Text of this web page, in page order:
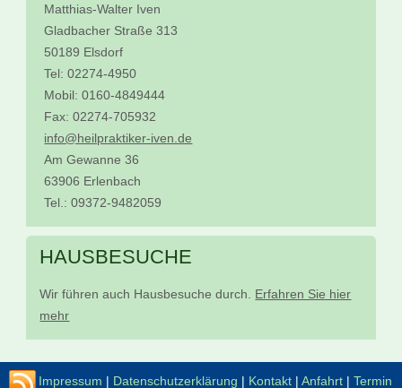
Matthias-Walter Iven
Gladbacher Straße 313
50189 Elsdorf
Tel: 02274-4950
Mobil: 0160-4849444
Fax: 02274-705932
info@heilpraktiker-iven.de
Am Gewanne 36
63906 Erlenbach
Tel.: 09372-9482059
HAUSBESUCHE
Wir führen auch Hausbesuche durch. Erfahren Sie hier
mehr
Impressum | Datenschutzerklärung | Kontakt | Anfahrt | Termin